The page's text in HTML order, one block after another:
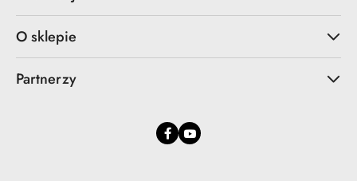
O sklepie
Partnerzy